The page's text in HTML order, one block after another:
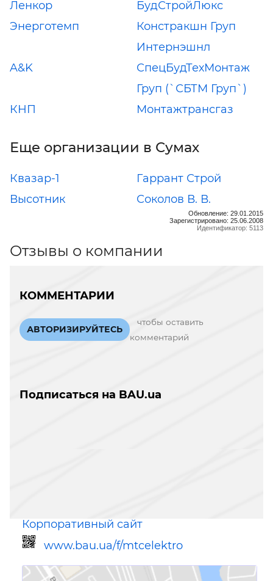
Ленкор
БудСтройЛюкс
Энерготемп
Констракшн Груп
Интернэшнл
A&K
СпецБудТехМонтаж
Груп (`СБТМ Груп`)
КНП
Монтажтрансгаз
Еще организации в Сумах
Квазар-1
Гаррант Строй
Высотник
Соколов В. В.
Обновление: 29.01.2015
Зарегистрировано: 25.06.2008
Идентификатор: 5113
Отзывы о компании
КОММЕНТАРИИ
АВТОРИЗИРУЙТЕСЬ
чтобы оставить
комментарий
Подписаться на BAU.ua
Корпоративный сайт
www.bau.ua/f/mtcelektro